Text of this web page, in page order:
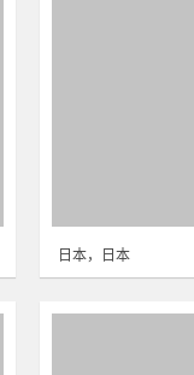
日本，日本